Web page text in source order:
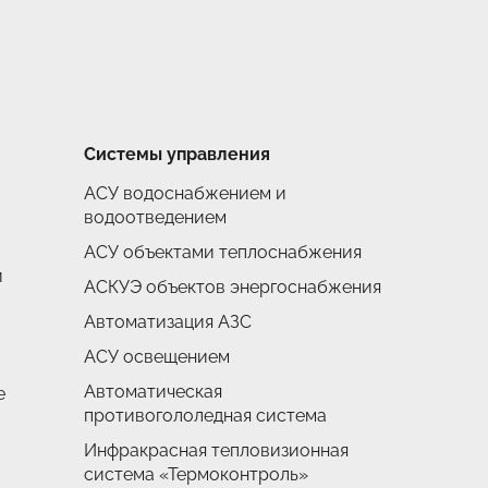
Системы управления
АСУ водоснабжением и
водоотведением
АСУ объектами теплоснабжения
АСКУЭ объектов энергоснабжения
Автоматизация АЗС
АСУ освещением
Автоматическая
противогололедная система
Инфракрасная тепловизионная
система «Термоконтроль»